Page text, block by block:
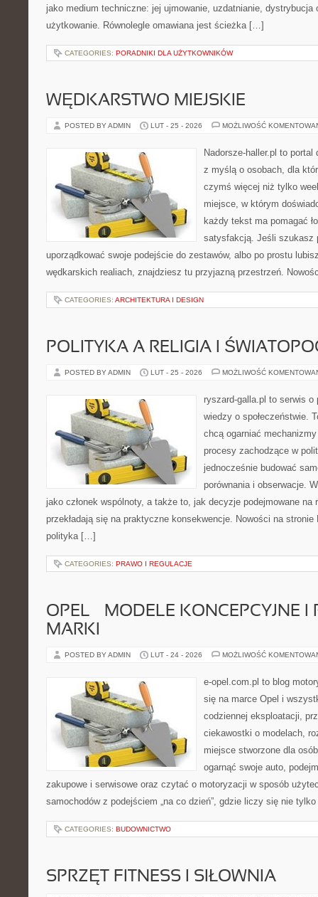
jako medium techniczne: jej ujmowanie, uzdatnianie, dystrybucja
użytkowanie. Równolegle omawiana jest ścieżka […]
CATEGORIES: PORADNIKI DLA UŻYTKOWNIKÓW
WĘDKARSTWO MIEJSKIE
POSTED BY ADMIN LUT - 25 - 2026 MOŻLIWOŚĆ
Nadorsze-haller.pl to portal
z myślą o osobach, dla
czymś więcej niż tylko
miejsce, w którym
każdy tekst ma pomagać
satysfakcją. Jeśli szukasz
uporządkować swoje podejście do zestawów, albo po prostu
wędkarskich realiach, znajdziesz tu przyjazną przestrzeń.
CATEGORIES: ARCHITEKTURA I DESIGN
POLITYKA A RELIGIA I
POSTED BY ADMIN LUT - 25 - 2026 MOŻLIWOŚĆ
ryszard-galla.pl to serwis
wiedzy o społeczeństwie.
chcą ogarniać
procesy zachodzące w
jednocześnie budować
porównania i obserwacje.
jako członek wspólnoty, a także to, jak decyzje podejmowane na
przekładają się na praktyczne konsekwencje. Nowości na
polityka […]
CATEGORIES: PRAWO I REGULACJE
OPEL – MODELE KONCEPCYJNE I
MARKI
POSTED BY ADMIN LUT - 24 - 2026 MOŻLIWOŚĆ
e-opel.com.pl to blog
się na marce Opel i
codziennej eksploatacji,
ciekawostki o modelach,
miejsce stworzone dla
ogarnąć swoje auto,
zakupowe i serwisowe oraz czytać o motoryzacji w sposób
samochodów z podejściem „na co dzień”, gdzie liczy się nie
CATEGORIES: BUDOWNICTWO
SPRZĘT FITNESS I SIŁOWNIA